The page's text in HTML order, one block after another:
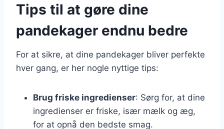
Tips til at gøre dine
pandekager endnu bedre
For at sikre, at dine pandekager bliver perfekte
hver gang, er her nogle nyttige tips:
Brug friske ingredienser: Sørg for, at dine
ingredienser er friske, især mælk og æg,
for at opnå den bedste smag.